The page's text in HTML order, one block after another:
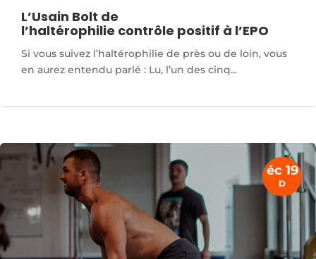
L’Usain Bolt de
l’haltérophilie contrôle positif à l’EPO
Si vous suivez l’haltérophilie de près ou de loin, vous
en aurez entendu parlé : Lu, l’un des cinq...
éc 19
D